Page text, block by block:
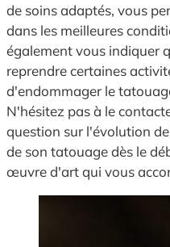
de soins adaptés, vous
dans les meilleures
également vous indiquer
reprendre certaines
d'endommager le
N'hésitez pas à le
question sur l'évolution
de son tatouage dès le
œuvre d'art qui vous